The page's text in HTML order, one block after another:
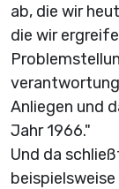
ab, die wir
die wir
Anliegen und
Jahr 1966."
Und da